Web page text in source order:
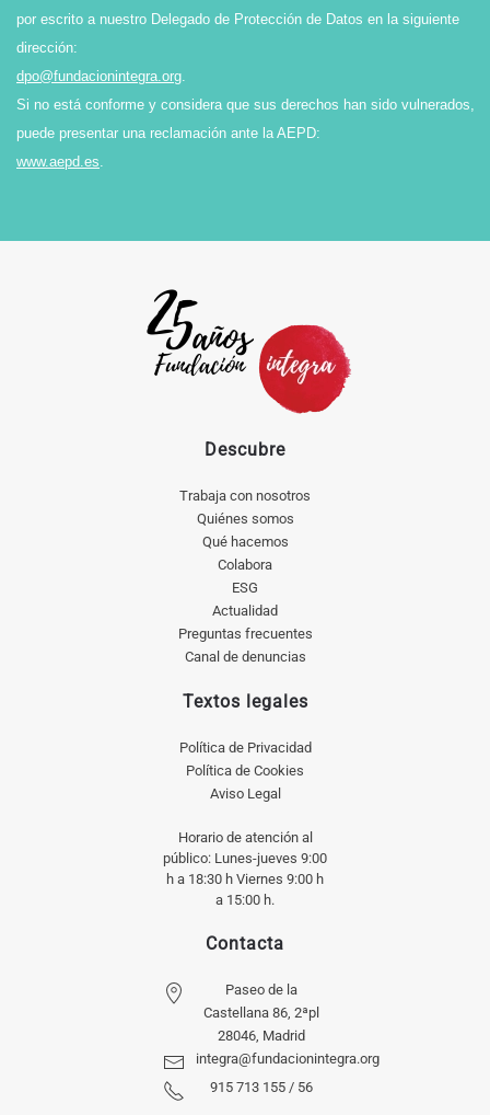
por escrito a nuestro Delegado de Protección de Datos en la siguiente
dirección:
dpo@fundacionintegra.org.
Si no está conforme y considera que sus derechos han sido vulnerados,
puede presentar una reclamación ante la AEPD:
www.aepd.es.
Descubre
Trabaja con nosotros
Quiénes somos
Qué hacemos
Colabora
ESG
Actualidad
Preguntas frecuentes
Canal de denuncias
Textos legales
Política de Privacidad
Política de Cookies
Aviso Legal
Horario de atención al
público: Lunes-jueves 9:00
h a 18:30 h Viernes 9:00 h
a 15:00 h.
Contacta
Paseo de la
Castellana 86, 2ªpl
28046, Madrid
integra@fundacionintegra.org
915 713 155 / 56